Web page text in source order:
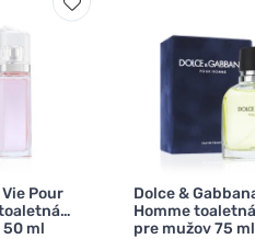
Pour
50 ml
Dolce &
Homme
pre mužov 75 ml